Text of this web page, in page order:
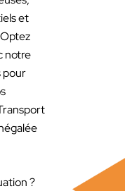
et
notre
pour
?